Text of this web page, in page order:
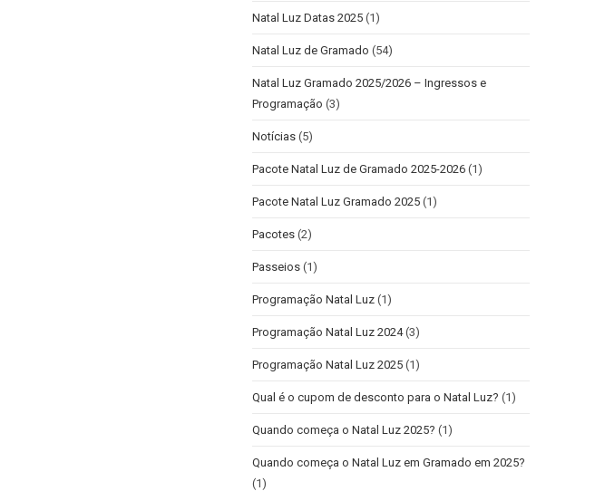
Natal Luz Datas 2025 (1)
Natal Luz de Gramado (54)
Natal Luz Gramado 2025/2026 – Ingressos e
Programação (3)
Notícias (5)
Pacote Natal Luz de Gramado 2025-2026 (1)
Pacote Natal Luz Gramado 2025 (1)
Pacotes (2)
Passeios (1)
Programação Natal Luz (1)
Programação Natal Luz 2024 (3)
Programação Natal Luz 2025 (1)
Qual é o cupom de desconto para o Natal Luz? (1)
Quando começa o Natal Luz 2025? (1)
Quando começa o Natal Luz em Gramado em 2025?
(1)